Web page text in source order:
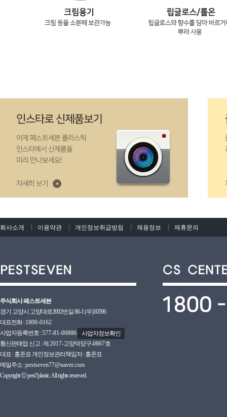
회사소개 이용약관 개인정보취급방침 채용정보 제휴문의
주식회사 페스트세븐
경기 고양시 고양대로2002번길 86-1 (우)10596
대표전화 :1800-0162
사업자등록번호 :577-81-00886
사업자정보확인
통신판매업 신고 : 제 2017-고양덕양구-0867호
대표 : 홍준표 개인정보관리책임자 : 홍준표
메일주소 :pestseven77@naver.com
Copyright ⓒ pest7plastic. All rights reserved.